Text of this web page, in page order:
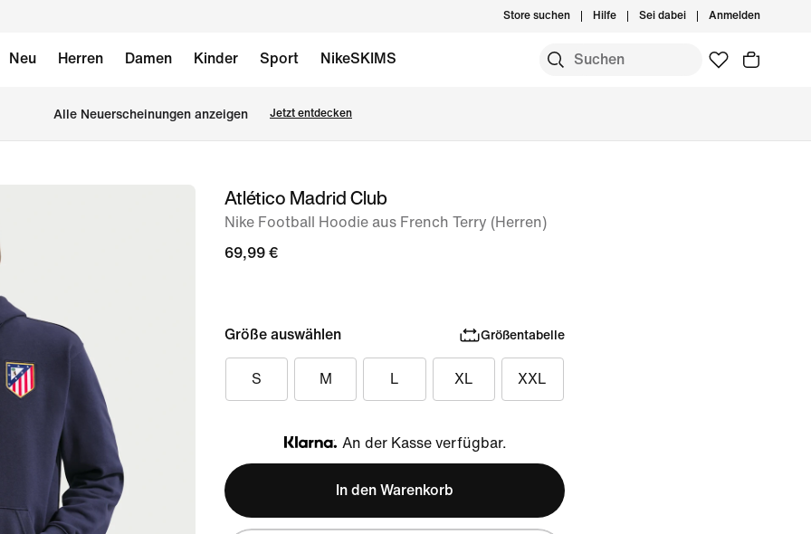
Store suchen Hilfe Sei dabei Anmelden
Neu Herren Damen Kinder Sport NikeSKIMS
Alle Neuerscheinungen anzeigen Jetzt entdecken
Bild 1Atlético Madrid Club
Nike Football Hoodie aus French Terry (Herren)
69,99 €
Größe auswählen Größentabelle
S M L XL XXL
Klarna
An der Kasse verfügbar.
In den Warenkorb